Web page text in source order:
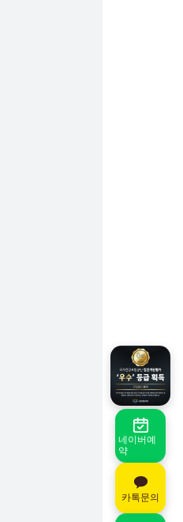
네이버예
약
카톡문의